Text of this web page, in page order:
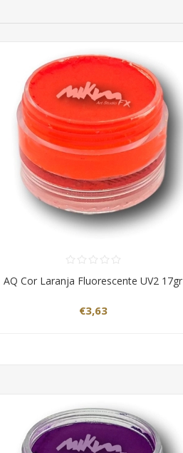
AQ Cor Laranja Fluorescente UV2 17gr
€3,63